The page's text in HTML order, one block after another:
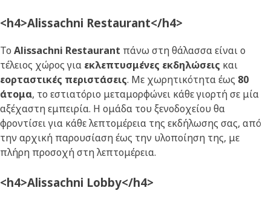
<h4>Alissachni Restaurant</h4>
Το Alissachni Restaurant πάνω στη θάλασσα είναι ο
τέλειος χώρος για εκλεπτυσμένες εκδηλώσεις και
εορταστικές περιστάσεις. Με χωρητικότητα έως 80
άτομα, το εστιατόριο μεταμορφώνει κάθε γιορτή σε μία
αξέχαστη εμπειρία. Η ομάδα του ξενοδοχείου θα
φροντίσει για κάθε λεπτομέρεια της εκδήλωσης σας, από
την αρχική παρουσίαση έως την υλοποίηση της, με
πλήρη προσοχή στη λεπτομέρεια.
<h4>Alissachni Lobby</h4>